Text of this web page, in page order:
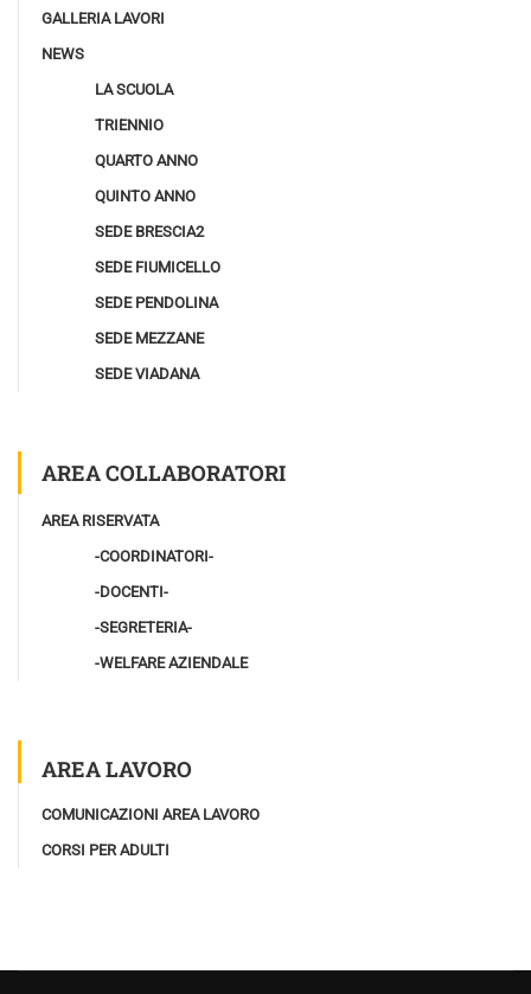
GALLERIA LAVORI
NEWS
LA SCUOLA
TRIENNIO
QUARTO ANNO
QUINTO ANNO
SEDE BRESCIA2
SEDE FIUMICELLO
SEDE PENDOLINA
SEDE MEZZANE
SEDE VIADANA
AREA COLLABORATORI
AREA RISERVATA
-COORDINATORI-
-DOCENTI-
-SEGRETERIA-
-WELFARE AZIENDALE
AREA LAVORO
COMUNICAZIONI AREA LAVORO
CORSI PER ADULTI